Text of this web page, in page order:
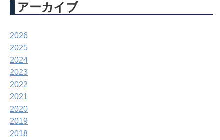
アーカイブ
2026
2025
2024
2023
2022
2021
2020
2019
2018